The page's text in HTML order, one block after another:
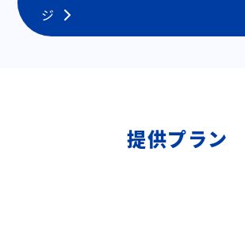
ジ
提供プラン